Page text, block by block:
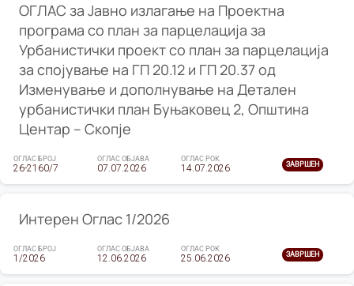
ОГЛАС за Јавно излагање на Проектна
програма со план за парцелација за
Урбанистички проект со план за парцелација
за спојување на ГП 20.12 и ГП 20.37 од
Изменување и дополнување на Детален
урбанистички план Буњаковец 2, Општина
Центар – Скопје
ОГЛАС БРОЈ
26-2160/7
ОГЛАС ОБЈАВА
07.07.2026
ОГЛАС РОК
14.07.2026 ЗАВРШЕН
Интерен Оглас 1/2026
ОГЛАС БРОЈ
1/2026
ОГЛАС ОБЈАВА
12.06.2026
ОГЛАС РОК
25.06.2026 ЗАВРШЕН